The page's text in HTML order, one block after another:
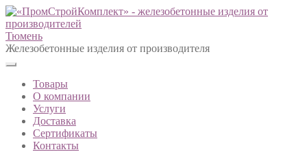
Тюмень
Железобетонные изделия от производителя
Товары
О компании
Услуги
Доставка
Сертификаты
Контакты